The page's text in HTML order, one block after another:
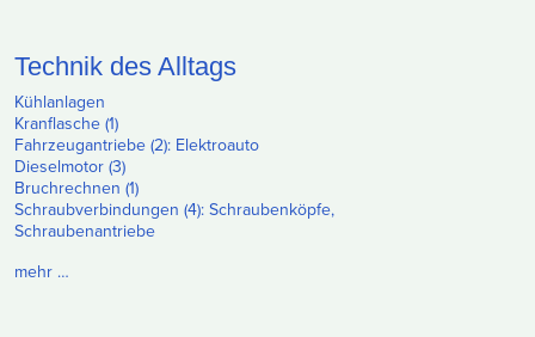
Technik des Alltags
Kühlanlagen
Kranflasche (1)
Fahrzeugantriebe (2): Elektroauto
Dieselmotor (3)
Bruchrechnen (1)
Schraubverbindungen (4): Schraubenköpfe,
Schraubenantriebe
mehr …